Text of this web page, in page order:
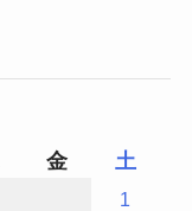
金 土
1